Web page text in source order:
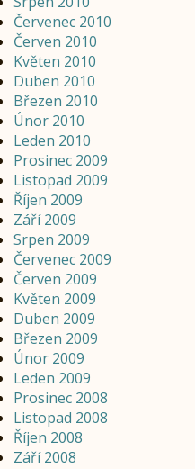
Červenec 2010
Červen 2010
Květen 2010
Duben 2010
Březen 2010
Únor 2010
Leden 2010
Prosinec 2009
Listopad 2009
Říjen 2009
Září 2009
Srpen 2009
Červenec 2009
Červen 2009
Květen 2009
Duben 2009
Březen 2009
Únor 2009
Leden 2009
Prosinec 2008
Listopad 2008
Říjen 2008
Září 2008